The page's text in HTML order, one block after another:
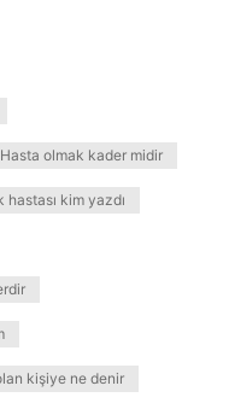
Hasta olmak kader midir
hastası kim yazdı
kişiye ne denir